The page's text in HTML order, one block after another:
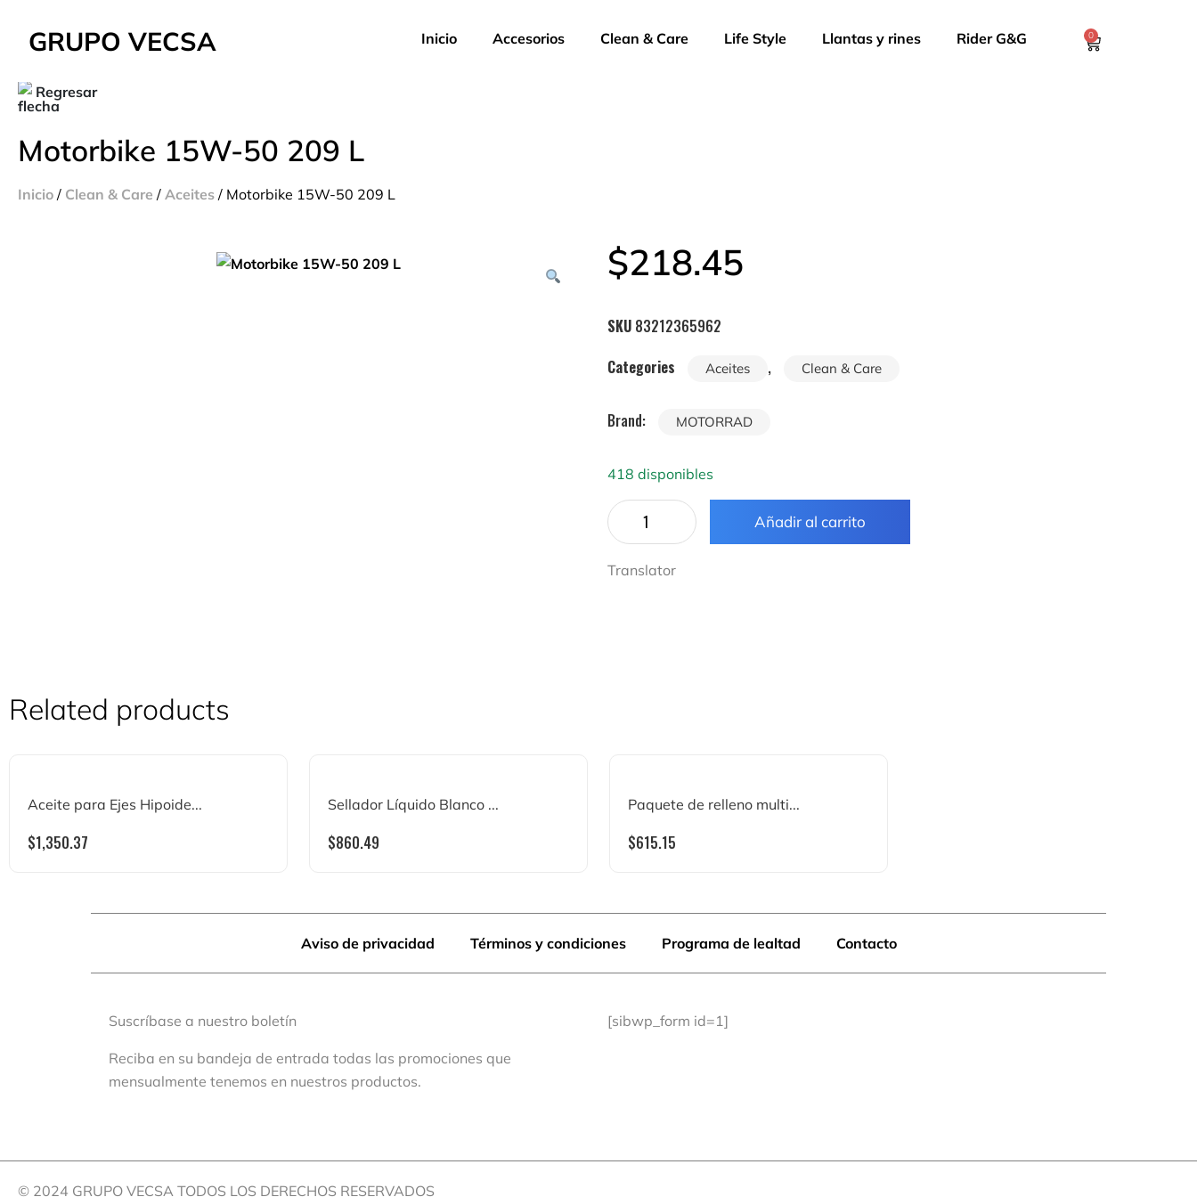
GRUPO VECSA Inicio Accesorios Clean & Care Life Style Llantas y rines Rider G&G 0
Regresar
Motorbike 15W-50 209 L
Inicio / Clean & Care / Aceites / Motorbike 15W-50 209 L
$218.45
SKU 83212365962
Categories
Aceites , Clean & Care
Brand: MOTORRAD
418 disponibles
Añadir al carrito
Translator
Related products
Aceite para Ejes Hipoide...
$1,350.37
Sellador Líquido Blanco ...
$860.49
Paquete de relleno multi...
$615.15
Aviso de privacidad Términos y condiciones Programa de lealtad Contacto
Suscríbase a nuestro boletín
Reciba en su bandeja de entrada todas las promociones que
mensualmente tenemos en nuestros productos.
[sibwp_form id=1]
© 2024 GRUPO VECSA TODOS LOS DERECHOS RESERVADOS